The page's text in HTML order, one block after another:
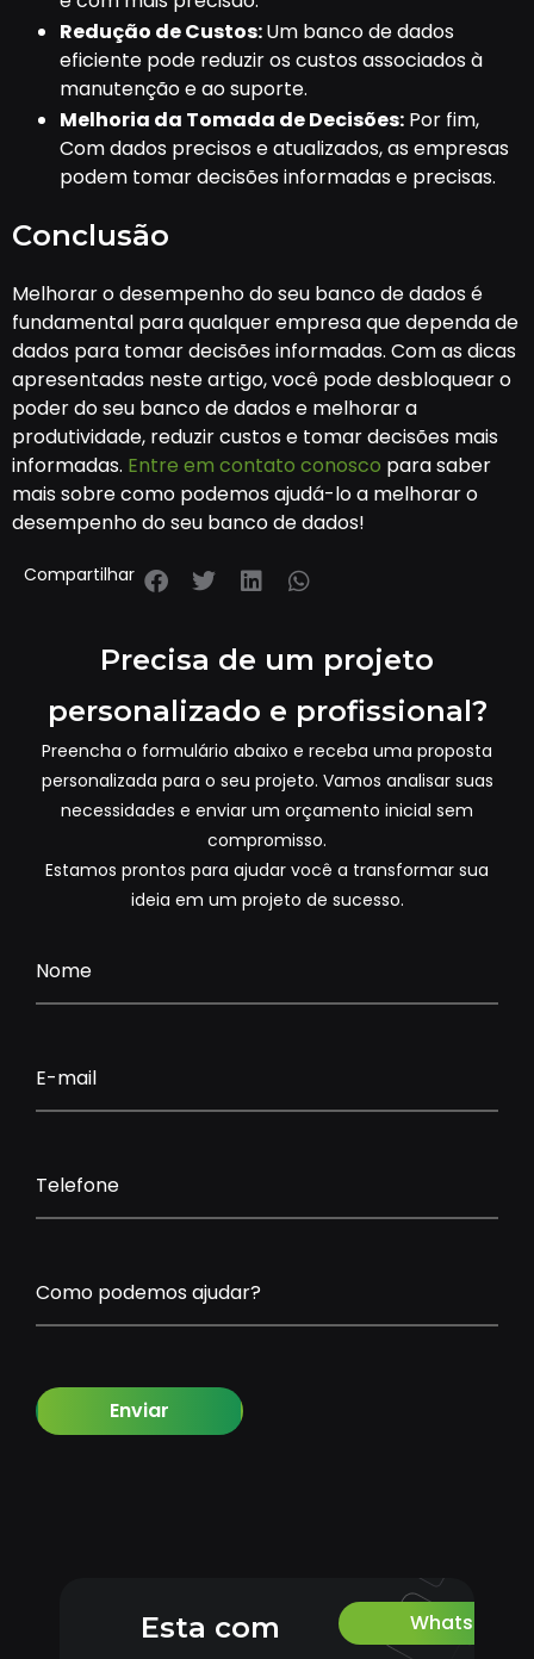
Redução de Custos:Um banco de dados
eficiente pode reduzir os custos associados à
manutenção e ao suporte.
Melhoria da Tomada de Decisões: Por fim,
Com dados precisos e atualizados, as empresas
podem tomar decisões informadas e precisas.
Conclusão
Melhorar o desempenho do seu banco de dados é
fundamental para qualquer empresa que dependa de
dados para tomar decisões informadas. Com as dicas
apresentadas neste artigo, você pode desbloquear o
poder do seu banco de dados e melhorar a
produtividade, reduzir custos e tomar decisões mais
informadas. Entre em contato conosco para saber
mais sobre como podemos ajudá-lo a melhorar o
desempenho do seu banco de dados!
Compartilhar
Precisa de um projeto
personalizado e profissional?
Preencha o formulário abaixo e receba uma proposta
personalizada para o seu projeto. Vamos analisar suas
necessidades e enviar um orçamento inicial sem
compromisso.
Estamos prontos para ajudar você a transformar sua
ideia em um projeto de sucesso.
Nome
E-mail
Telefone
Como podemos ajudar?
Enviar
Esta com
Whatsapp